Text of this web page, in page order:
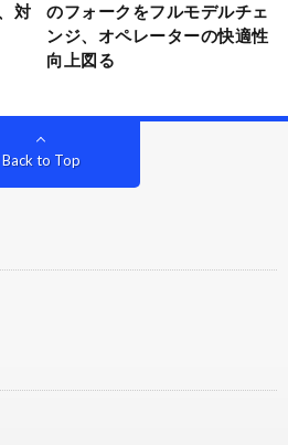
対
のフォークをフルモデルチェ
ンジ、オペレーターの快適性
向上図る
Back to Top